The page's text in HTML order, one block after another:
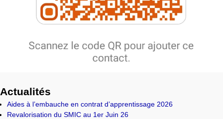
Actualités
Aides à l’embauche en contrat d’apprentissage 2026
Revalorisation du SMIC au 1er Juin 26